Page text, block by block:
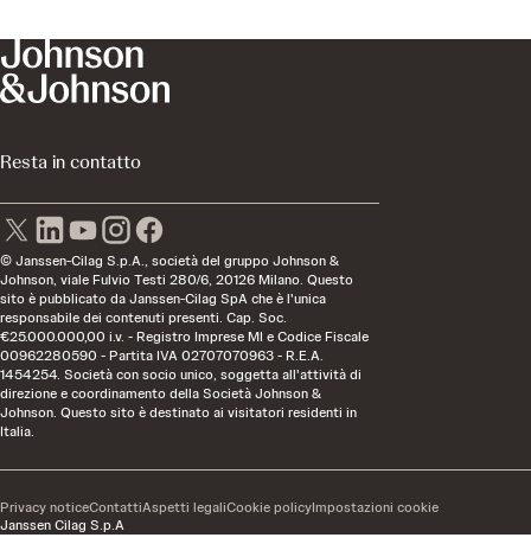
Resta in contatto
© Janssen-Cilag S.p.A., società del gruppo Johnson &
Johnson, viale Fulvio Testi 280/6, 20126 Milano. Questo
sito è pubblicato da Janssen-Cilag SpA che è l'unica
responsabile dei contenuti presenti. Cap. Soc.
€25.000.000,00 i.v. - Registro Imprese MI e Codice Fiscale
00962280590 - Partita IVA 02707070963 - R.E.A.
1454254. Società con socio unico, soggetta all'attività di
direzione e coordinamento della Società Johnson &
Johnson. Questo sito è destinato ai visitatori residenti in
Italia.
Janssen Cilag S.p.A
Privacy noticeContattiAspetti legaliCookie policyImpostazioni cookie